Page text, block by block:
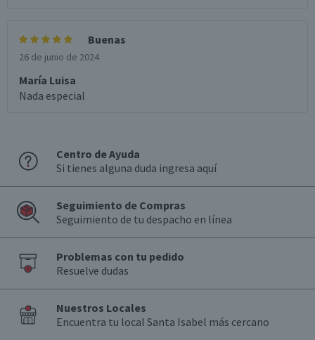
Buenas
26 de junio de 2024
María Luisa
Nada especial
Centro de Ayuda
Si tienes alguna duda ingresa aquí
Seguimiento de Compras
Seguimiento de tu despacho en línea
Problemas con tu pedido
Resuelve dudas
Nuestros Locales
Encuentra tu local Santa Isabel más cercano